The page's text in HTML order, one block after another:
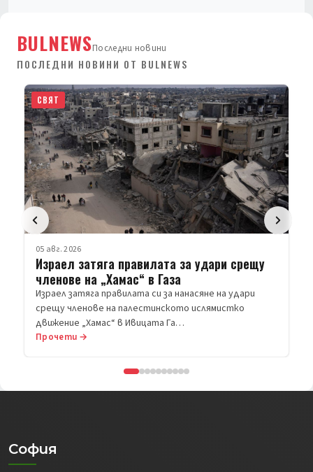
BULNEWSПоследни новини
ПОСЛЕДНИ НОВИНИ ОТ BULNEWS
СВЯТ
05 авг. 2026
Израел затяга правилата за удари срещу
членове на „Хамас“ в Газа
Израел затяга правилата си за нанасяне на удари
срещу членове на палестинското ислямистко
движение „Хамас“ в Ивицата Га…
Прочети →
София